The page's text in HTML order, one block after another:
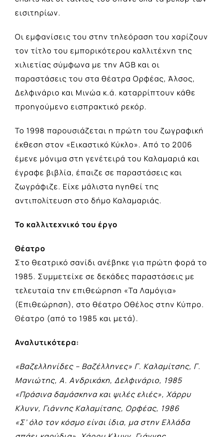
εισιτηρίων.
Οι εμφανίσεις του στην τηλεόραση του χαρίζουν
τον τίτλο του εμπορικότερου καλλιτέχνη της
χιλιετίας σύμφωνα με την AGB και οι
παραστάσεις του στα θέατρα Ορφέας, Άλσος,
Δελφινάριο και Μινώα κ.ά. καταρρίπτουν κάθε
προηγούμενο εισπρακτικό ρεκόρ.
Το 1998 παρουσιάζεται η πρώτη του ζωγραφική
έκθεση στον «Εικαστικό Κύκλο». Από το 2006
έμενε μόνιμα στη γενέτειρά του Καλαμαριά και
έγραφε βιβλία, έπαιζε σε παραστάσεις και
ζωγράφιζε. Είχε μάλιστα ηγηθεί της
αντιπολίτευση στο δήμο Καλαμαριάς.
Το καλλιτεχνικό του έργο
Θέατρο
Στο θεατρικό σανίδι ανέβηκε για πρώτη φορά το
1985. Συμμετείχε σε δεκάδες παραστάσεις με
τελευταία την επιθεώρηση «Τα Λαμόγια»
(Επιθεώρηση), στο θέατρο Οθέλος στην Κύπρο.
Θέατρο (από το 1985 και μετά).
Αναλυτικότερα:
«Βαζελληνίδες – Βαζέλληνες» Γ. Kαλαμίτσης, Γ.
Mανιώτης, A. Aνδρικάκη, Δελφινάριο, 1985
«Πράσινα δαμάσκηνα και ψιλές ελιές», Xάρρυ
Kλυνν, Γιάννης Kαλαμίτσης, Ορφέας, 1986
«Σ’ όλο τον κόσμο είναι ίδια, μα στην Ελλάδα